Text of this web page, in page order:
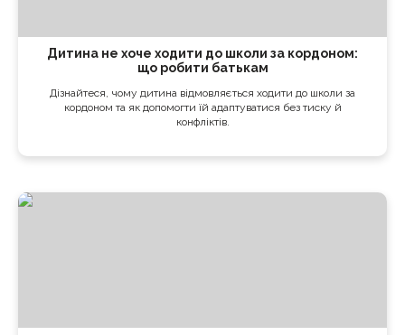
Дитина не хоче ходити до школи за кордоном:
що робити батькам
Дізнайтеся, чому дитина відмовляється ходити до школи за
кордоном та як допомогти їй адаптуватися без тиску й
конфліктів.